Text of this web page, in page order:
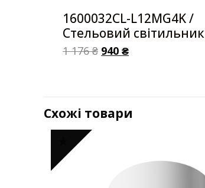
1600032CL-L12MG4K /
Стельовий світильник
1 176₴ 940₴
Схожі товари